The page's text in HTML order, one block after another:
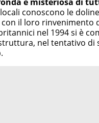
conoscono le
il loro rinvenimento
nel 1994 si è
nel tentativo di